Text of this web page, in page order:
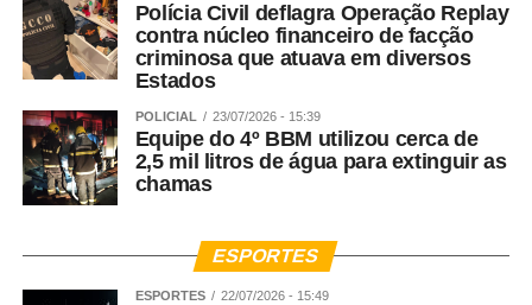
Polícia Civil deflagra Operação Replay
contra núcleo financeiro de facção
criminosa que atuava em diversos
Estados
POLICIAL 23/07/2026 - 15:39
Equipe do 4º BBM utilizou cerca de
2,5 mil litros de água para extinguir as
chamas
ESPORTES
ESPORTES 22/07/2026 - 15:49